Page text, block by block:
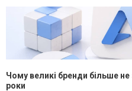
Чому великі бренди більше
роки